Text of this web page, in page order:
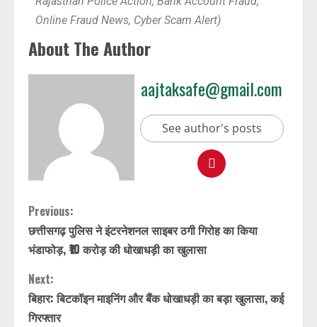
Online Fraud News, Cyber Scam Alert)
About The Author
aajtaksafe@gmail.com
See author's posts
Previous:
छत्तीसगढ़ पुलिस ने इंटरनेशनल साइबर ठगी गिरोह का किया
भंडाफोड़, ₹10 करोड़ की धोखाधड़ी का खुलासा
Next:
बिहार: बिटकॉइन माइनिंग और बैंक धोखाधड़ी का बड़ा खुलासा, कई
गिरफ्तार